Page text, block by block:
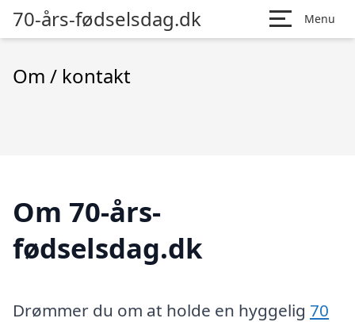
70-års-fødselsdag.dk Menu
Om / kontakt
Om 70-års-
fødselsdag.dk
Drømmer du om at holde en hyggelig 70